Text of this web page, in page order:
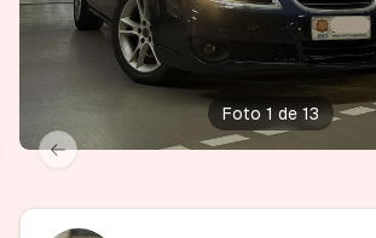
Previous slide
slide
Foto 1 de 13